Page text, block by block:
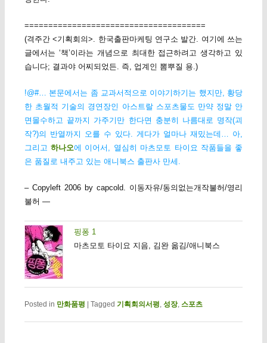
======================================
(격주간 <기획회의>. 한국출판마케팅 연구소 발간. 여기에 쓰는
글에서는 ‘책’이라는 개념으로 최대한 접근하려고 생각하고 있
습니다; 결과야 어찌되었든. 즉, 업계인 뽐뿌질 용.)
!@#… 본문에서는 좀 교과서적으로 이야기하기는 했지만, 황당
한 초월적 기술의 경연장인 아스트랄 스포츠물도 만약 정말 안
면몰수하고 끝까지 가주기만 한다면 충분히 나름대로 명작(괴
작?)의 반열까지 오를 수 있다. 게다가 얼마나 재밌는데… 아,
그리고하나오에 이어서, 열심히 마츠모토 타이요 작품들을 좋
은 품질로 내주고 있는 애니북스 출판사 만세.
– Copyleft 2006 by capcold. 이동자유/동의없는개작불허/영리
불허 —
핑퐁 1
마츠모토 타이요 지음, 김완 옮김/애니북스
Posted in 만화품평 Tagged 기획회의서평, 성장, 스포츠